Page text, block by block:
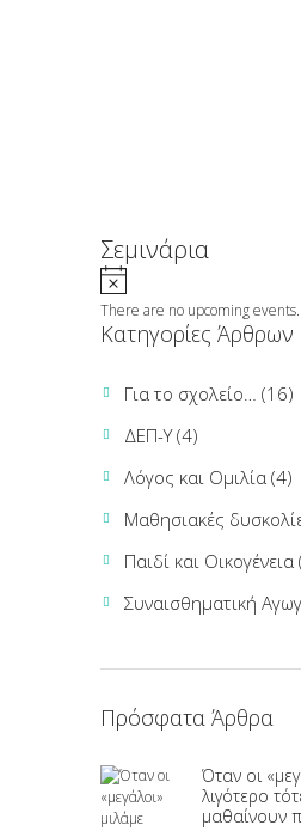
Σεμινάρια
There are no upcoming events.
Κατηγορίες Άρθρων
Για το σχολείο… (16)
ΔΕΠ-Υ(4)
Λόγος και Ομιλία (4)
Μαθησιακές
Παιδί και Οικογένεια
Συναισθηματική
Πρόσφατα Άρθρα
Όταν οι
λιγότερο
μαθαίνουν